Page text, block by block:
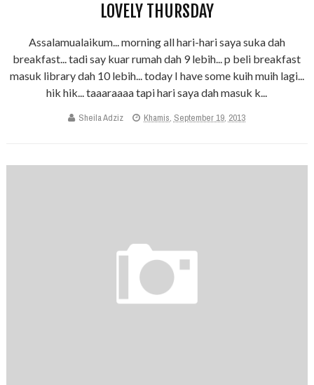
LOVELY THURSDAY
Assalamualaikum... morning all hari-hari saya suka dah
breakfast... tadi say kuar rumah dah 9 lebih... p beli breakfast
masuk library dah 10 lebih... today I have some kuih muih lagi...
hik hik... taaaraaaa tapi hari saya dah masuk k...
Sheila Adziz Khamis, September 19, 2013